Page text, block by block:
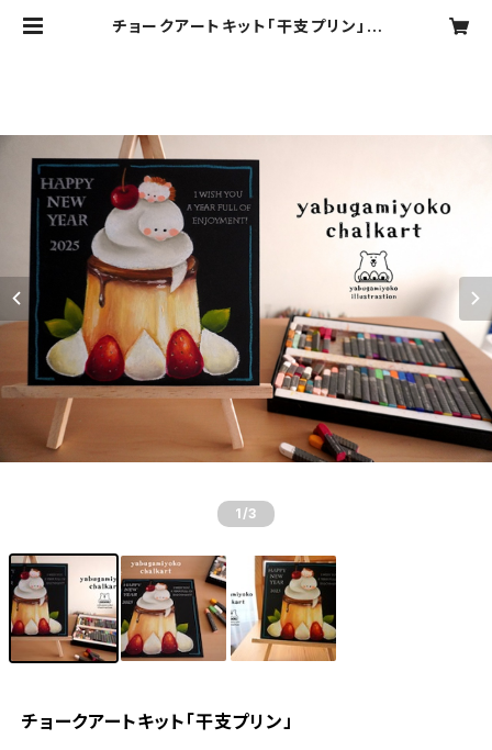
チョークアートキット「干支プリン」 |
1 /3
チョークアートキット「干支プリン」